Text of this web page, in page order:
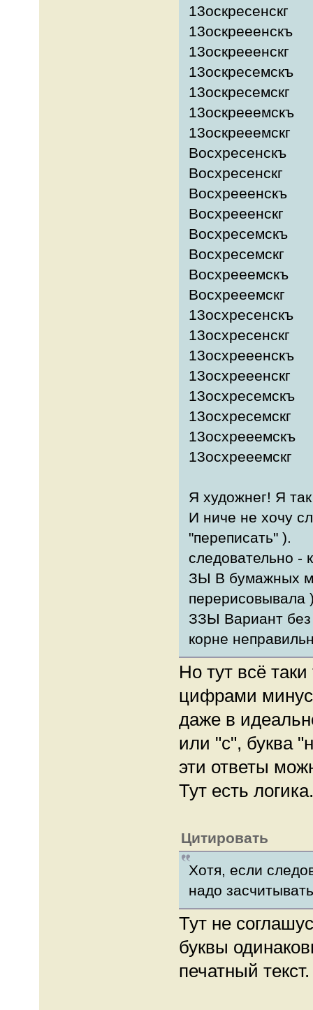
13оскресенскг
13оскрееенскъ
13оскрееенскг
13оскресемскъ
13оскресемскг
13оскрееемскъ
13оскрееемскг
Восхресенскъ
Восхресенскг
Восхрееенскъ
Восхрееенскг
Восхресемскъ
Восхресемскг
Восхрееемскъ
Восхрееемскг
13осхресенскъ
13осхресенскг
13осхрееенскъ
13осхрееенскг
13осхресемскъ
13осхресемскг
13осхрееемскъ
13осхрееемскг
Я художнег! Я
И ниче не хочу
"переписать" ).
следовательно -
ЗЫ В бумажных
перерисовывала
ЗЗЫ Вариант без
корне
Но тут всё
цифрами
даже в
или "с", буква
эти ответы
Тут есть логика.
Цитировать
Хотя, если
надо
Тут не
буквы
печатный текст.